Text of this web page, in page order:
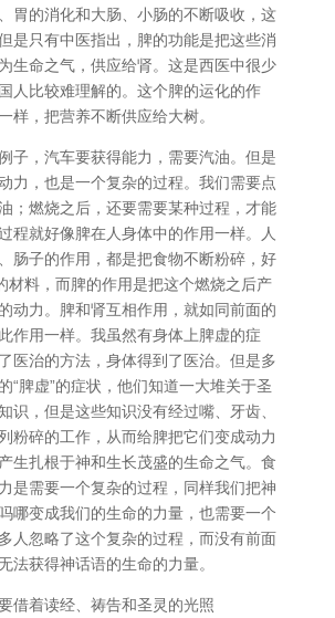
胃的消化和大肠、小肠的不断吸收，这
是只有中医指出，脾的功能是把这些消
生命之气，供应给肾。这是西医中很少
人比较难理解的。这个脾的运化的作
样，把营养不断供应给大树。
子，汽车要获得能力，需要汽油。但是
力，也是一个复杂的过程。我们需要点
；燃烧之后，还要需要某种过程，才能
程就好像脾在人身体中的作用一样。人
肠子的作用，都是把食物不断粉碎，好
材料，而脾的作用是把这个燃烧之后产
动力。脾和肾互相作用，就如同前面的
作用一样。我虽然有身体上脾虚的症
医治的方法，身体得到了医治。但是多
“脾虚”的症状，他们知道一大堆关于圣
识，但是这些知识没有经过嘴、牙齿、
粉碎的工作，从而给脾把它们变成动力
生扎根于神和生长茂盛的生命之气。食
是需要一个复杂的过程，同样我们把神
哪变成我们的生命的力量，也需要一个
人忽略了这个复杂的过程，而没有前面
法获得神话语的生命的力量。
借着读经、祷告和圣灵的光照